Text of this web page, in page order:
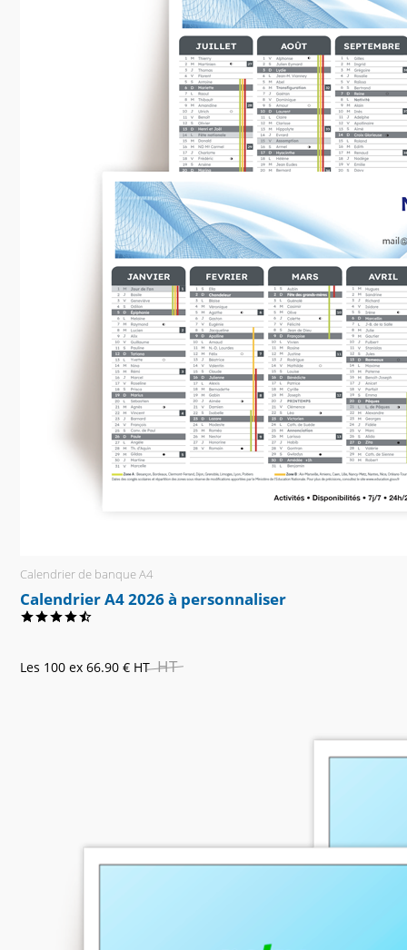
Calendrier de banque A4
Calendrier A4 2026 à personnaliser
Les 100 ex 66.90 € HT HT